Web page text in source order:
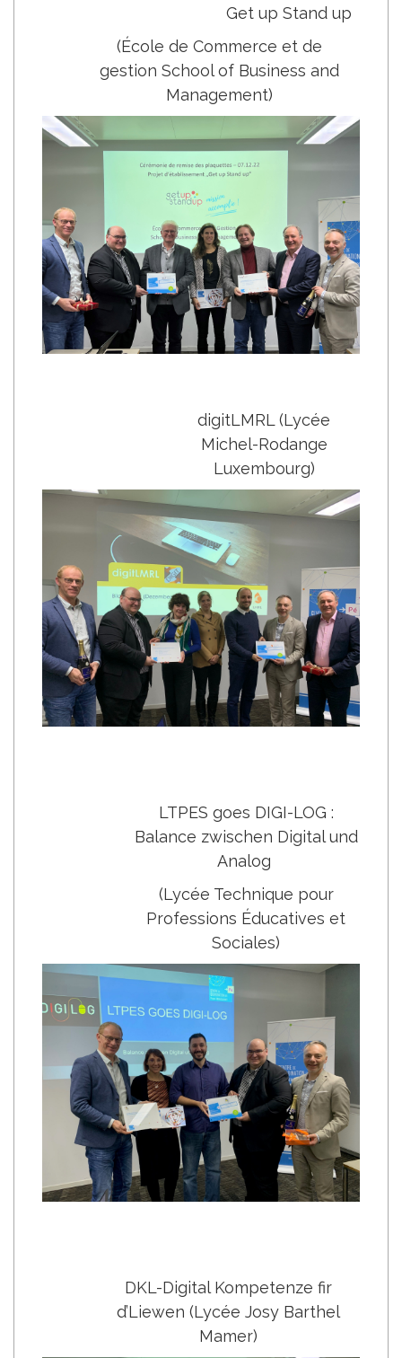
Get up Stand up
(École de Commerce et de
gestion School of Business and
Management)
digitLMRL (Lycée
Michel-Rodange
Luxembourg)
LTPES goes DIGI-LOG :
Balance zwischen Digital und
Analog
(Lycée Technique pour
Professions Éducatives et
Sociales)
DKL-Digital Kompetenze fir
d’Liewen (Lycée Josy Barthel
Mamer)